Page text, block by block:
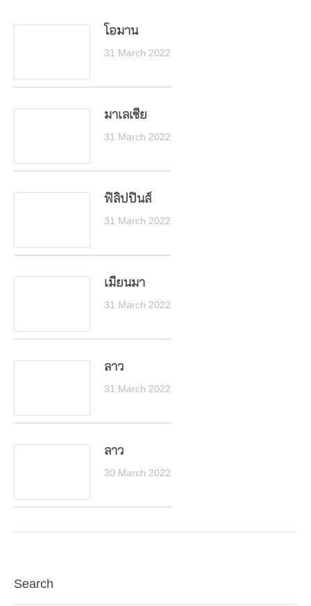
โอมาน
31 March 2022
มาเลเซีย
31 March 2022
ฟิลิปปินส์
31 March 2022
เมียนมา
31 March 2022
ลาว
31 March 2022
ลาว
30 March 2022
Search